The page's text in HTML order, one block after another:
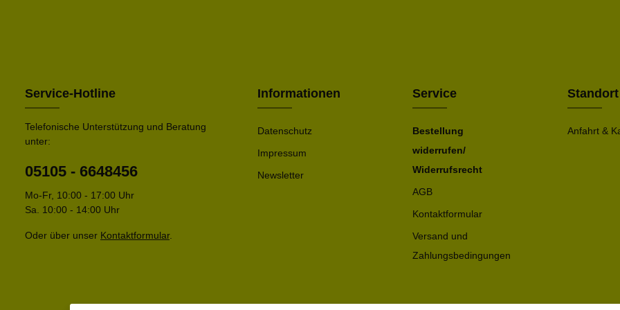
Service-Hotline
Telefonische Unterstützung und Beratung
unter:
05105 - 6648456
Mo-Fr, 10:00 - 17:00 Uhr
Sa. 10:00 - 14:00 Uhr
Oder über unser Kontaktformular.
Informationen
Datenschutz
Impressum
Newsletter
Service
Bestellung
widerrufen/
Widerrufsrecht
AGB
Kontaktformular
Versand und
Zahlungsbedingungen
Standort
Anfahrt &